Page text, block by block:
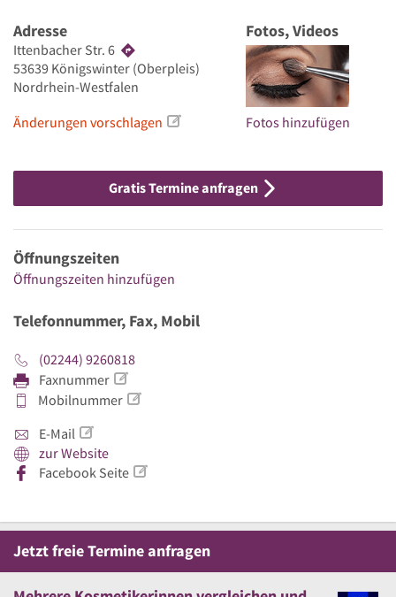
Adresse
Ittenbacher Str. 6
53639 Königswinter (Oberpleis)
Nordrhein-Westfalen
Änderungen vorschlagen
Fotos, Videos
Fotos hinzufügen
Gratis Termine anfragen
Öffnungszeiten
Öffnungszeiten hinzufügen
Telefonnummer, Fax, Mobil
(02244) 9260818
Faxnummer
Mobilnummer
E-Mail
zur Website
Facebook Seite
JetztfreieTermine anfragen